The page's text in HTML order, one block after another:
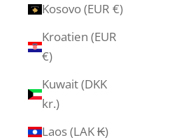
Kosovo (EUR €)
Kroatien (EUR
€)
Kuwait (DKK
kr.)
Laos (LAK ₭)